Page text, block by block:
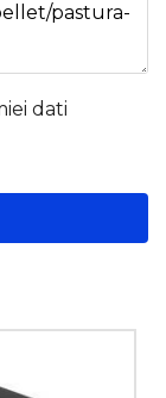
dati